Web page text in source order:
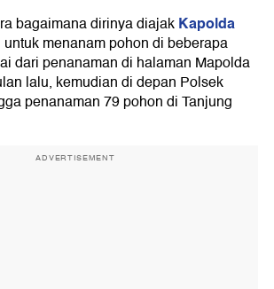
bagaimana dirinya diajakKapolda
untuk menanam pohon di beberapa
dari penanaman di halaman Mapolda
lalu, kemudian di depan Polsek
penanaman 79 pohon di Tanjung
ADVERTISEMENT